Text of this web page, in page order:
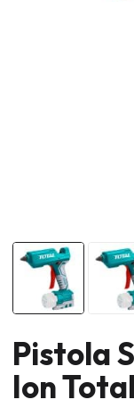
Pistola
Ion Total